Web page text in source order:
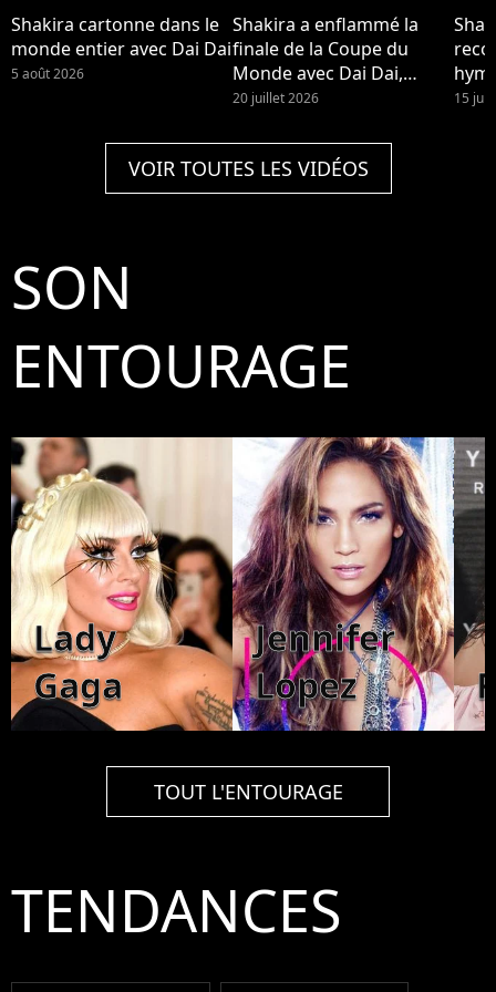
Shakira cartonne dans le
monde entier avec Dai Dai
5 août 2026
Shakira a enflammé la
finale de la Coupe du
Monde avec Dai Dai,
entourée d'enfants des
20 juillet 2026 15
VOIR TOUTES LES VIDÉOS
SON
ENTOURAGE
Lady
Gaga
Jennifer
Lopez
TOUT L'ENTOURAGE
TENDANCES